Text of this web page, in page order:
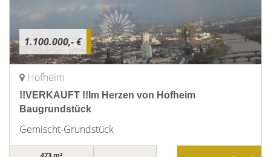
1.100.000,- €
Hofheim
!!VERKAUFT !!Im Herzen von Hofheim
Baugrundstück
Gemischt-Grundstück
473 m²